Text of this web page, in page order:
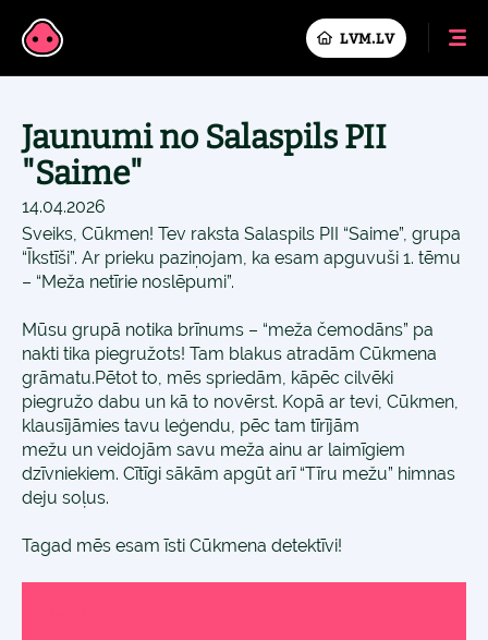
LVM.LV
Jaunumi no Salaspils PII
"Saime"
14.04.2026
Sveiks, Cūkmen! Tev raksta Salaspils PII “Saime”, grupa
“Īkstīši”. Ar prieku paziņojam, ka esam apguvuši 1. tēmu
– “Meža netīrie noslēpumi”.
Mūsu grupā notika brīnums – “meža čemodāns” pa
nakti tika piegružots! Tam blakus atradām Cūkmena
grāmatu.Pētot to, mēs spriedām, kāpēc cilvēki
piegružo dabu un kā to novērst. Kopā ar tevi, Cūkmen,
klausījāmies tavu leģendu, pēc tam tīrījām
mežu un veidojām savu meža ainu ar laimīgiem
dzīvniekiem. Cītīgi sākām apgūt arī “Tīru mežu” himnas
deju soļus.
Tagad mēs esam īsti Cūkmena detektīvi!